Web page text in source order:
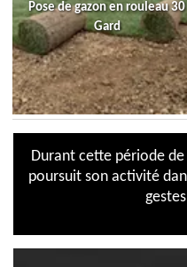
Pose de gazon en rouleau 30
Gard
Durant cette période
poursuit son activité